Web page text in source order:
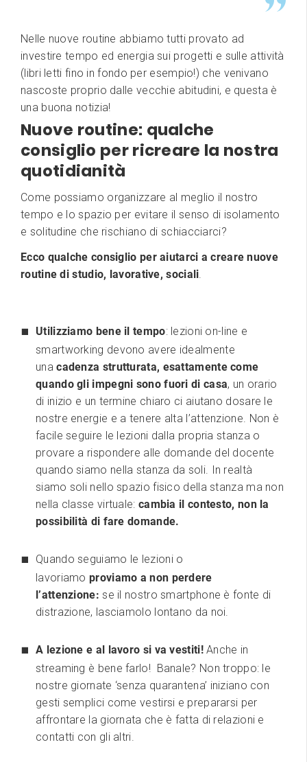
Nelle nuove routine abbiamo tutti provato ad
investire tempo ed energia sui progetti e sulle attività
(libri letti fino in fondo per esempio!) che venivano
nascoste proprio dalle vecchie abitudini, e questa è
una buona notizia!
Nuove routine: qualche
consiglio per ricreare la nostra
quotidianità
Come possiamo organizzare al meglio il nostro
tempo e lo spazio per evitare il senso di isolamento
e solitudine che rischiano di schiacciarci?
Ecco qualche consiglio per aiutarci a creare nuove
routine di studio, lavorative, sociali
Utilizziamo bene il tempo: lezioni on-line e
smartworking devono avere idealmente
unacadenza strutturata, esattamente come
quando gli impegni sono fuori di casa, un orario
di inizio e un termine chiaro ci aiutano dosare le
nostre energie e a tenere alta l’attenzione. Non è
facile seguire le lezioni dalla propria stanza o
provare a rispondere alle domande del docente
quando siamo nella stanza da soli. In realtà
siamo soli nello spazio fisico della stanza ma non
nella classe virtuale: cambia il contesto, non la
possibilità di fare domande.
Quando seguiamo le lezioni o
lavoriamo proviamo a non perdere
l’attenzione: se il nostro smartphone è fonte di
distrazione, lasciamolo lontano da noi.
A lezione e al lavoro si va vestiti!Anche in
streaming è bene farlo! Banale? Non troppo: le
nostre giornate ‘senza quarantena’ iniziano con
gesti semplici come vestirsi e prepararsi per
affrontare la giornata che è fatta di relazioni e
contatti con gli altri.